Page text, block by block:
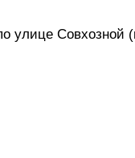
улице Совхозной